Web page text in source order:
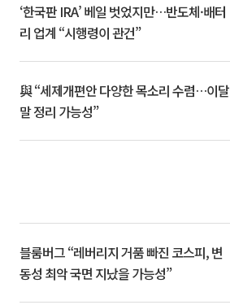
‘한국판 IRA’ 베일 벗었지만…반도체·배터
리 업계 “시행령이 관건”
與 “세제개편안 다양한 목소리 수렴…이달
말 정리 가능성”
블룸버그 “레버리지 거품 빠진 코스피, 변
동성 최악 국면 지났을 가능성”